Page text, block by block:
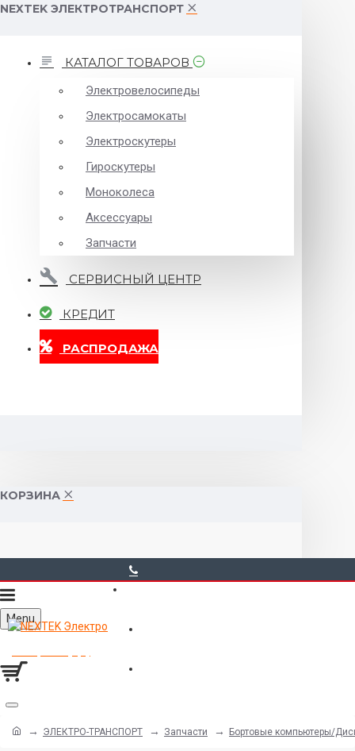
NEXTEK ЭЛЕКТРОТРАНСПОРТ
КАТАЛОГ ТОВАРОВ
Электровелосипеды
Электросамокаты
Электроскутеры
Гироскутеры
Моноколеса
Аксессуары
Запчасти
СЕРВИСНЫЙ ЦЕНТР
КРЕДИТ
РАСПРОДАЖА
КОРЗИНА
Menu
ЭЛЕКТРО-ТРАНСПОРТ Запчасти Бортовые компьютеры/